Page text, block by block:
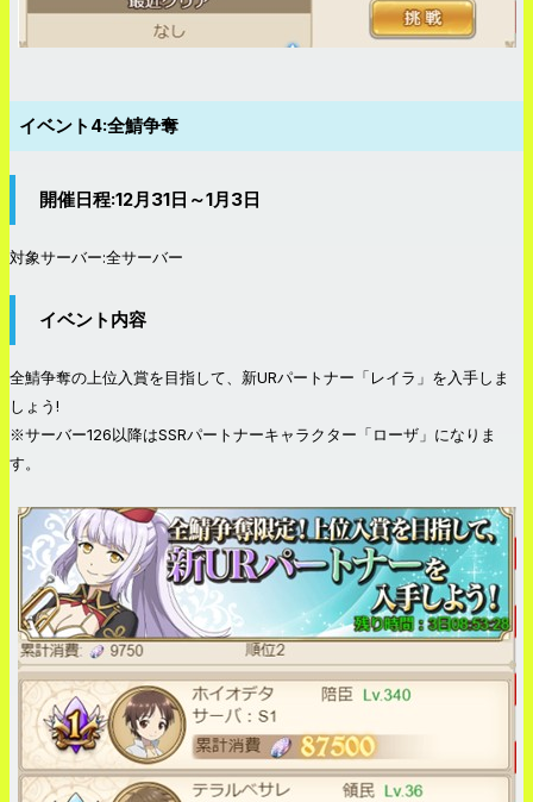
イベント4:全鯖争奪
開催日程:12月31日～1月3日
対象サーバー:全サーバー
イベント内容
全鯖争奪の上位入賞を目指して、新URパートナー「レイラ」を入手しま
しょう!
※サーバー126以降はSSRパートナーキャラクター「ローザ」になりま
す。